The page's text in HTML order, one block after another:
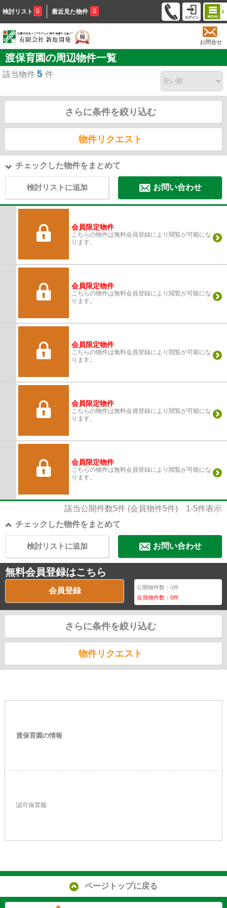
検討リスト 0 最近見た物件 0
お問合せ
渡保育園の周辺物件一覧
該当物件 5 件
さらに条件を絞り込む
物件リクエスト
チェックした物件をまとめて
検討リストに追加 お問い合わせ
会員限定物件
こちらの物件は無料会員登録により閲覧が可能にな
ります。
会員限定物件
こちらの物件は無料会員登録により閲覧が可能にな
ります。
会員限定物件
こちらの物件は無料会員登録により閲覧が可能にな
ります。
会員限定物件
こちらの物件は無料会員登録により閲覧が可能にな
ります。
会員限定物件
こちらの物件は無料会員登録により閲覧が可能にな
ります。
該当公開件数5件 (会員物件5件) 1-5件表示
チェックした物件をまとめて
お問い合わせ
検討リストに追加
無料会員登録はこちら
会員登録 公開物件数：0件
会員物件数：0件
さらに条件を絞り込む
物件リクエスト
渡保育園の情報
認可保育園
ページトップに戻る